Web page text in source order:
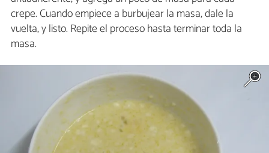
crepe. Cuando empiece a burbujear la masa, dale la
vuelta, y listo. Repite el proceso hasta terminar toda la
masa.